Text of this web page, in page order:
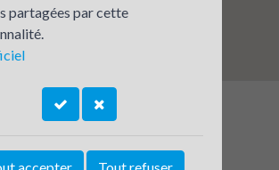
partagées par cette